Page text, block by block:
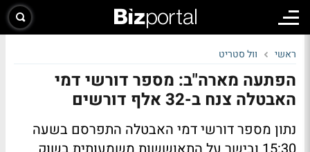
ראשי וול סטריט
הפתעה מארה"ב: מספר דורשי דמי
האבטלה צנח ב-32 אלף דורשים
נתון מספר דורשי דמי האבטלה התפרסם בשעה